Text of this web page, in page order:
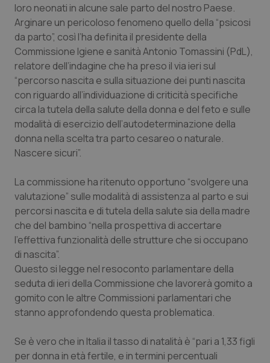
Calabria
Campania
Emilia-Romagna
Friuli Venezia Giulia
Lazio
Liguria
Lombardia
Marche
Molise
Piemonte
Provincia Autonoma di Bolzano
Asma & BPCO
Car-T
Colesterolo & coronaropatie
Dermatite Atopica
Diabete & glucometri
Disturbi dell’umore
Dolore
Donna & Salute
Epatiti
HIV
Infezioni & Febbre
loro neonati in alcune sale parto del nostro Paese.
Arginare un pericoloso fenomeno quello della “psicosi
da parto”, così l’ha definita il presidente della
Commissione Igiene e sanità Antonio Tomassini (PdL),
relatore dell’indagine che ha preso il via ieri sul
“percorso nascita e sulla situazione dei punti nascita
con riguardo all’individuazione di criticità specifiche
circa la tutela della salute della donna e del feto e sulle
modalità di esercizio dell’autodeterminazione della
donna nella scelta tra parto cesareo o naturale.
Nascere sicuri”.
La commissione ha ritenuto opportuno “svolgere una
valutazione” sulle modalità di assistenza al parto e sui
percorsi nascita e di tutela della salute sia della madre
che del bambino “nella prospettiva di accertare
l’effettiva funzionalità delle strutture che si occupano
di nascita”.
Questo si legge nel resoconto parlamentare della
seduta di ieri della Commissione che lavorerà gomito a
gomito con le altre Commissioni parlamentari che
stanno approfondendo questa problematica.
Se è vero che in Italia il tasso di natalità è “pari a 1,33 figli
per donna in età fertile, e in termini percentuali